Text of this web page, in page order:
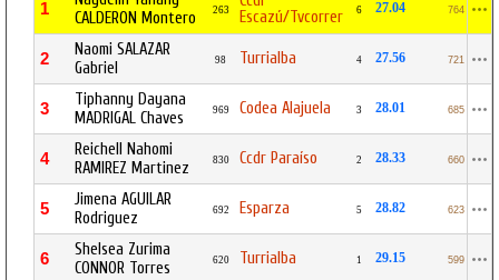
1
CALDERON Montero
263
Escazú/Tvcorrer
6 27.04 764
2
Naomi SALAZAR
Gabriel
98 Turrialba 4 27.56 721
3
Tiphanny Dayana
MADRIGAL Chaves
969 Codea Alajuela 3 28.01 685
4
Reichell Nahomi
RAMIREZ Martinez
830 Ccdr Paraíso 2 28.33 660
5
Jimena AGUILAR
Rodriguez
692 Esparza 5 28.82 623
6
Shelsea Zurima
CONNOR Torres
620 Turrialba 1 29.15 599